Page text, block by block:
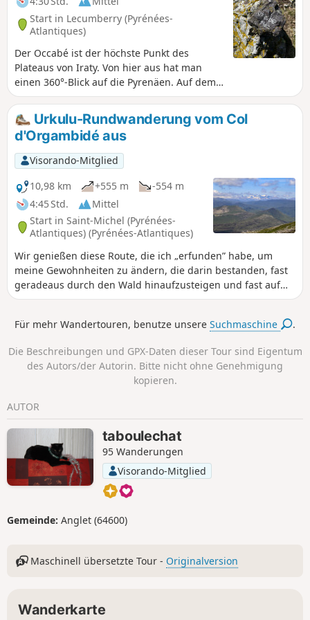
Start in Lecumberry (Pyrénées-
Atlantiques)
Der Occabé ist der höchste Punkt des
Plateaus von Iraty. Von hier aus hat man
einen 360°-Blick auf die Pyrenäen. Auf dem
Plateau von Occabé befindet sich die
außergewöhnlichste Megalithstätte des
Baskenlandes. Der Aufstieg und Abstieg
führen durch den größten Buchenwald
Europas. Es ist überall wunderschön.
Urkulu-Rundwanderung vom Col
d'Orgambidé aus
Visorando-Mitglied
10,98 km
+555 m
-554 m
4:45 Std.
Mittel
Start in Saint-Michel (Pyrénées-
Atlantiques) (Pyrénées-Atlantiques)
Wir genießen diese Route, die ich „erfunden” habe, um
meine Gewohnheiten zu ändern, die darin bestanden, fast
geradeaus durch den Wald hinaufzusteigen und fast auf
dem gleichen Weg wieder hinunterzusteigen.
stehen auf dem Programm dieser 3,5-stündigen, recht
Erinnerung an die Passage in der Nähe des Baches und
seiner blaugrünen Becken, umgeben von Wiesen voller
Frühlingsblumen. Romantisch wie man es sich nur
wünschen kann. Kurz gesagt, man möchte sich hier Zeit
lassen, Sportbegeisterte sollten lieber fernbleiben!
Für mehr Wandertouren, benutze unsereSuchmaschine .
Die Beschreibungen und GPX-Daten dieser Tour sind Eigentum
des Autors/der Autorin. Bitte nicht ohne Genehmigung
kopieren.
AUTOR
taboulechat
95 Wanderungen
Visorando-Mitglied
Gemeinde: Anglet (64600)
Maschinell übersetzte Tour - Originalversion
Wanderkarte